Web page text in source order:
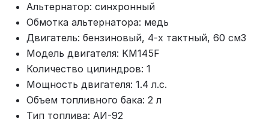
Альтернатор: синхронный
Обмотка альтернатора: медь
Двигатель: бензиновый, 4-х тактный, 60 см3
Модель двигателя: KM145F
Количество цилиндров: 1
Мощность двигателя: 1.4 л.с.
Объем топливного бака: 2 л
Тип топлива: АИ-92